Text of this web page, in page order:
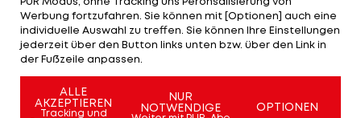
parierten Schuss vonMarko Arnautovic
goldrichtig stand und den Ball ins Tor bugsierte.
Stürmer gut, wenn er trifft, aber für mich als
Kärntner ist es daheim etwas Besonderes, vor
Werbung fortzufahren. Sie können mit [Optionen] auch eine
individuelle Auswahl zu treffen. Sie können Ihre Einstellungen
jederzeit über den Button links unten bzw. über den Link in
der Fußzeile anpassen.
ALLE
AKZEPTIEREN
Tracking und
NUR
NOTWENDIGE
OPTIONEN